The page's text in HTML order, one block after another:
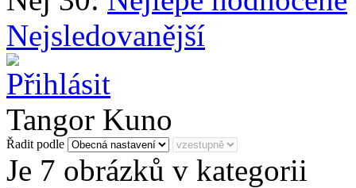
Nejsledovanější
Tangor Kuno
Řadit podle
Je 7 obrázků v kategorii